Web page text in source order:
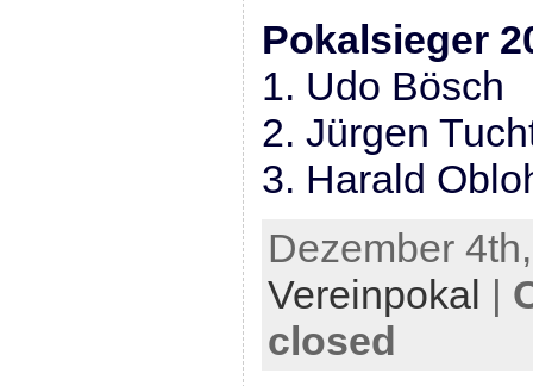
Pokalsieger
1. Udo Bösch
2. Jürgen
3. Harald
Dezember
Vereinpokal |
closed